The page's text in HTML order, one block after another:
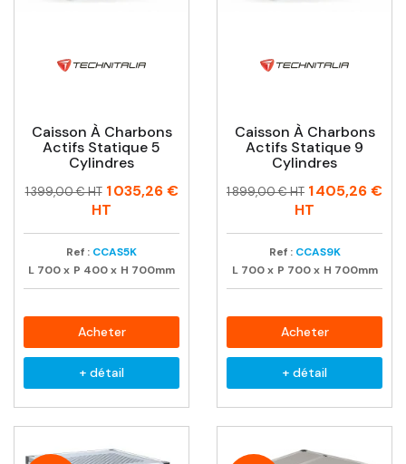
Caisson À Charbons
Actifs Statique 5
Cylindres
Prix
Prix
1 399,00 € HT 1 035,26 €
HT
Ref : CCAS5K
L 700x P 400x H 700mm
Acheter
+ détail
Caisson À Charbons
Actifs Statique 9
Cylindres
Prix
Prix
1 899,00 € HT 1 405,26 €
HT
Ref : CCAS9K
L 700 x P 700 x H 700mm
Acheter
+ détail